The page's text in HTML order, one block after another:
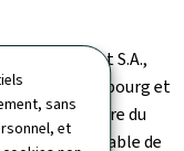
sans
et
de LuxTrust S.A.,
POST Luxembourg et
Il est membre du
le responsable de